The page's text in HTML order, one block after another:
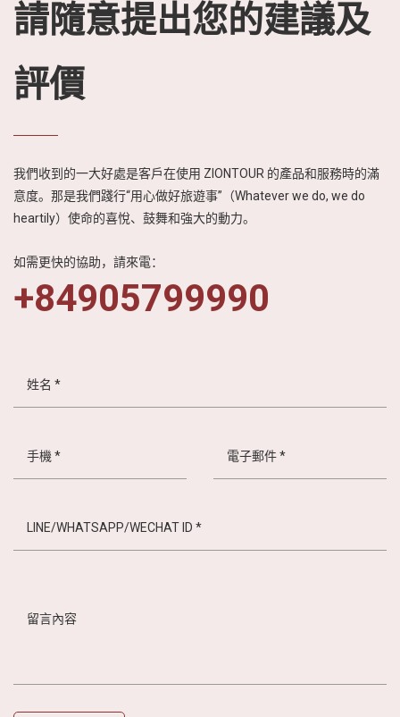
請隨意提出您的建議及
評價
我們收到的一大好處是客戶在使用 ZIONTOUR 的產品和服務時的滿
意度。那是我們踐行“用心做好旅遊事”（Whatever we do, we do
heartily）使命的喜悅、鼓舞和強大的動力。
如需更快的協助，請來電：
+84905799990